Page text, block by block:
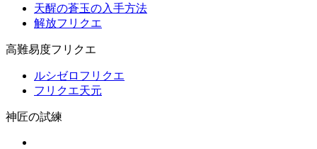
天醒の蒼玉の入手方法
解放フリクエ
高難易度フリクエ
ルシゼロフリクエ
フリクエ天元
神匠の試練